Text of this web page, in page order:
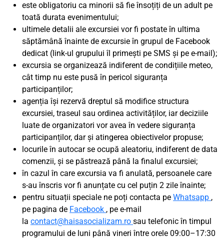
este obligatoriu ca minorii să fie însoțiți de un adult pe
toată durata evenimentului;
ultimele detalii ale excursiei vor fi postate în ultima
săptămână înainte de excursie în grupul de Facebook
dedicat (link-ul grupului îl primești pe SMS și pe e-mail);
excursia se organizează indiferent de condițiile meteo,
cât timp nu este pusă în pericol siguranța
participanților;
agenția își rezervă dreptul să modifice structura
excursiei, traseul sau ordinea activităților, iar deciziile
luate de organizatori vor avea în vedere siguranța
participanților, dar și atingerea obiectivelor propuse;
locurile în autocar se ocupă aleatoriu, indiferent de data
comenzii, și se păstrează până la finalul excursiei;
în cazul în care excursia va fi anulată, persoanele care
s-au înscris vor fi anunțate cu cel puțin 2 zile înainte;
pentru situații speciale ne poți contacta pe Whatsapp ,
pe pagina de Facebook , pe e-mail
la contact@haisasocializam.ro sau telefonic în timpul
programului de luni până vineri între orele 09:00–17:30